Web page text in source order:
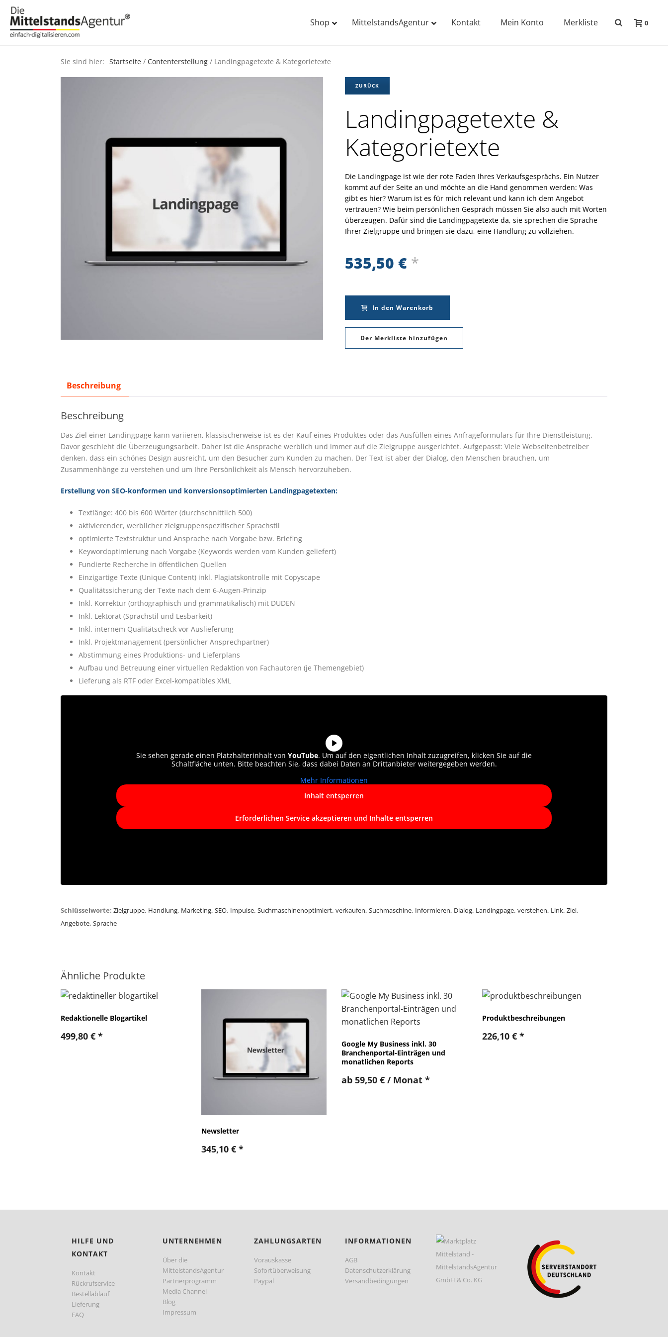
Shop MittelstandsAgentur Kontakt Mein Konto Merkliste 0
Sie sind hier: Startseite / Contenterstellung / Landingpagetexte & Kategorietexte
ZURÜCK
Landingpagetexte &
Kategorietexte
Die Landingpage ist wie der rote Faden Ihres Verkaufsgesprächs. Ein Nutzer
kommt auf der Seite an und möchte an die Hand genommen werden: Was
gibt es hier? Warum ist es für mich relevant und kann ich dem Angebot
vertrauen? Wie beim persönlichen Gespräch müssen Sie also auch mit Worten
überzeugen. Dafür sind die Landingpagetexte da, sie sprechen die Sprache
Ihrer Zielgruppe und bringen sie dazu, eine Handlung zu vollziehen.
535,50 € *
In den Warenkorb
Der Merkliste hinzufügen
Beschreibung
Beschreibung
Das Ziel einer Landingpage kann variieren, klassischerweise ist es der Kauf eines Produktes oder das Ausfüllen eines Anfrageformulars für Ihre Dienstleistung.
Davor geschieht die Überzeugungsarbeit. Daher ist die Ansprache werblich und immer auf die Zielgruppe ausgerichtet. Aufgepasst: Viele Webseitenbetreiber
denken, dass ein schönes Design ausreicht, um den Besucher zum Kunden zu machen. Der Text ist aber der Dialog, den Menschen brauchen, um
Zusammenhänge zu verstehen und um Ihre Persönlichkeit als Mensch hervorzuheben.
Erstellung von SEO-konformen und konversionsoptimierten Landingpagetexten:
Textlänge: 400 bis 600 Wörter (durchschnittlich 500)
aktivierender, werblicher zielgruppenspezifischer Sprachstil
optimierte Textstruktur und Ansprache nach Vorgabe bzw. Briefing
Keywordoptimierung nach Vorgabe (Keywords werden vom Kunden geliefert)
Fundierte Recherche in öffentlichen Quellen
Einzigartige Texte (Unique Content) inkl. Plagiatskontrolle mit Copyscape
Qualitätssicherung der Texte nach dem 6-Augen-Prinzip
Inkl. Korrektur (orthographisch und grammatikalisch) mit DUDEN
Inkl. Lektorat (Sprachstil und Lesbarkeit)
Inkl. internem Qualitätscheck vor Auslieferung
Inkl. Projektmanagement (persönlicher Ansprechpartner)
Abstimmung eines Produktions- und Lieferplans
Aufbau und Betreuung einer virtuellen Redaktion von Fachautoren (je Themengebiet)
Lieferung als RTF oder Excel-kompatibles XML
Sie sehen gerade einen Platzhalterinhalt von YouTube. Um auf den eigentlichen Inhalt zuzugreifen, klicken Sie auf die
Schaltfläche unten. Bitte beachten Sie, dass dabei Daten an Drittanbieter weitergegeben werden.
Mehr Informationen
Inhalt entsperren
Erforderlichen Service akzeptieren und Inhalte entsperren
Schlüsselworte: Zielgruppe, Handlung, Marketing, SEO, Impulse, Suchmaschinenoptimiert, verkaufen, Suchmaschine, Informieren, Dialog, Landingpage, verstehen, Link, Ziel,
Angebote, Sprache
Ähnliche Produkte
Redaktionelle Blogartikel
499,80 € *
Newsletter
345,10 €*
Google My Business inkl. 30
Branchenportal-Einträgen und
monatlichen Reports
ab 59,50 € / Monat *
Produktbeschreibungen
226,10 €*
HILFE UND
KONTAKT
Kontakt
Rückrufservice
Bestellablauf
Lieferung
FAQ
UNTERNEHMEN
Über die
MittelstandsAgentur
Partnerprogramm
Media Channel
Blog
Impressum
ZAHLUNGSARTEN
Vorauskasse
Sofortüberweisung
Paypal
INFORMATIONEN
AGB
Datenschutzerklärung
Versandbedingungen